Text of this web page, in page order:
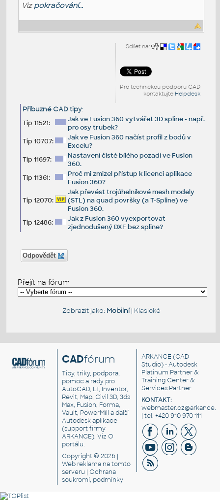
Viz pokračování...
Sdílet na:
Pro technickou podporu CAD
kontaktujte Helpdesk
Příbuzné CAD tipy:
Tip 11521:
Jak ve Fusion 360 vytvářet 3D spline - např.
pro osy trubek?
Tip 10707:
Jak ve Fusion 360 načíst profil z bodů v
Excelu?
Tip 11697:
Nastavení čisté bílého pozadí ve Fusion
360.
Tip 11361:
Proč mi zmizel přístup k licenci aplikace
Fusion 360?
Tip 12070:
Jak převést trojúhelníkové mesh modely
(STL) na quad površky (a T-Spline) ve
Fusion 360.
Tip 12486:
Jak z Fusion 360 vyexportovat
zjednodušený DXF bez spline?
Odpovědět
Přejít na fórum
Zobrazit jako: Mobilní| Klasické
CADfórum
Tipy, triky, podpora,
pomoc a rady pro
AutoCAD, LT, Inventor,
Revit, Map, Civil 3D, 3ds
Max, Fusion, Forma,
Vault, PowerMill a další
Autodesk aplikace
(support firmy
ARKANCE). VizO
portálu.
Copyright © 2026 |
Web reklama na tomto
serveru |Ochrana
soukromí, podmínky
ARKANCE (CAD
Studio) - Autodesk
Platinum Partner &
Training Center &
Services Partner
KONTAKT:
| tel. +420 910 970 111